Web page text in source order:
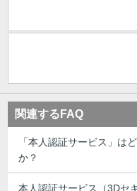
関連するFAQ
「本人認証サービス」は
か？
本人認証サービス（3Dセ